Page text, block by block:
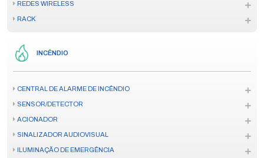
REDES WIRELESS
RACK
INCÊNDIO
CENTRAL DE ALARME DE INCÊNDIO
SENSOR/DETECTOR
ACIONADOR
SINALIZADOR AUDIOVISUAL
ILUMINAÇÃO DE EMERGÊNCIA